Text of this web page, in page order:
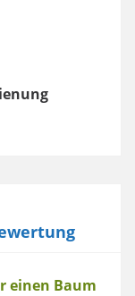
einen Baum